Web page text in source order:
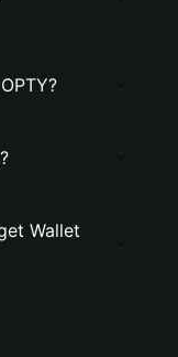
Wallet